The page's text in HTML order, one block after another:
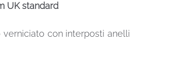
UK standard
con interposti anelli